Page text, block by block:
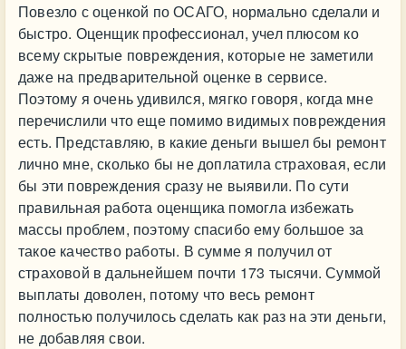
Повезло с оценкой по ОСАГО, нормально сделали и
быстро. Оценщик профессионал, учел плюсом ко
всему скрытые повреждения, которые не заметили
даже на предварительной оценке в сервисе.
Поэтому я очень удивился, мягко говоря, когда мне
перечислили что еще помимо видимых повреждения
есть. Представляю, в какие деньги вышел бы ремонт
лично мне, сколько бы не доплатила страховая, если
бы эти повреждения сразу не выявили. По сути
правильная работа оценщика помогла избежать
массы проблем, поэтому спасибо ему большое за
такое качество работы. В сумме я получил от
страховой в дальнейшем почти 173 тысячи. Суммой
выплаты доволен, потому что весь ремонт
полностью получилось сделать как раз на эти деньги,
не добавляя свои.